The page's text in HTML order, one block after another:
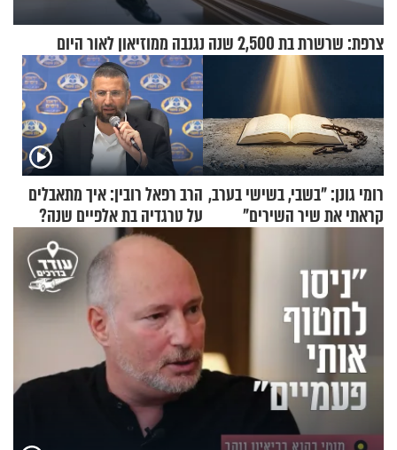
צרפת: שרשרת בת 2,500 שנה נגנבה ממוזיאון לאור היום
רומי גונן: "בשבי, בשישי בערב,
קראתי את שיר השירים"
הרב רפאל רובין: איך מתאבלים
על טרגדיה בת אלפיים שנה?